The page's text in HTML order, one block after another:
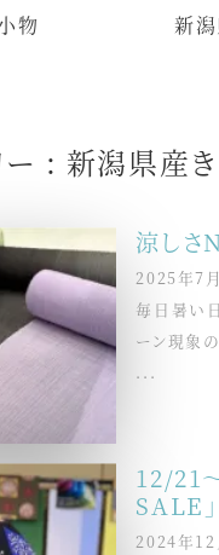
物 新
ー : 新潟県産
涼しさ
2025年7
毎日暑い
ーン現象
...
12/21
SALE」
2024年12